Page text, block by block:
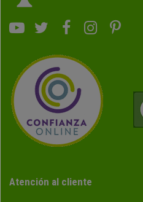
Atención al cliente